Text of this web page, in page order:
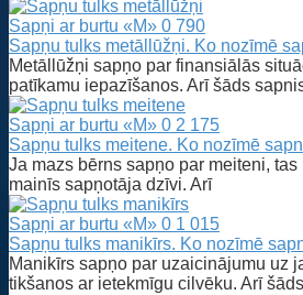
Sapņi ar burtu «M» 0 790
Sapņu tulks metāllūžņi. Ko nozīmē
Metāllūžņi sapņo par finansiālās
patīkamu iepazīšanos. Arī šāds
Sapņi ar burtu «M» 0 2 175
Sapņu tulks meitene. Ko nozīmē
Ja mazs bērns sapņo par meiteni,
mainīs sapņotāja dzīvi. Arī
Sapņi ar burtu «M» 0 1 015
Sapņu tulks manikīrs. Ko nozīmē
Manikīrs sapņo par uzaicinājumu uz
tikšanos ar ietekmīgu cilvēku. Arī šāds